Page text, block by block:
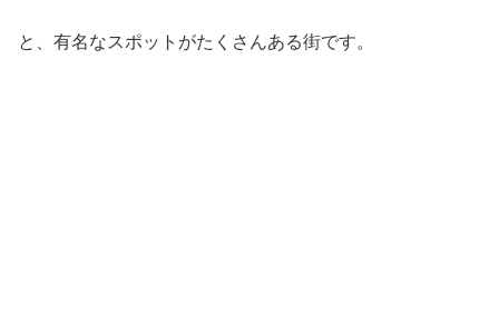
と、有名なスポットがたくさんある街です。